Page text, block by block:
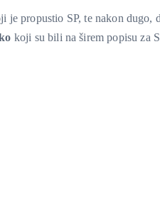
je propustio SP, te nakon dugo,
koji su bili na širem popisu za